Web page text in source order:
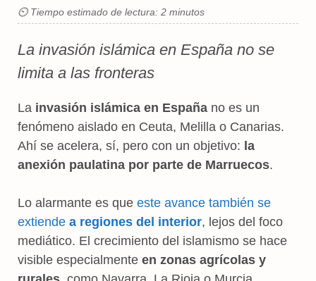
⏲ Tiempo estimado de lectura: 2 minutos
La invasión islámica en España no se
limita a las fronteras
La invasión islámica en España no es un
fenómeno aislado en Ceuta, Melilla o Canarias.
Ahí se acelera, sí, pero con un objetivo: la
anexión paulatina por parte de Marruecos.
Lo alarmante es que este avance también se
extiende a regiones del interior, lejos del foco
mediático. El crecimiento del islamismo se hace
visible especialmente en zonas agrícolas y